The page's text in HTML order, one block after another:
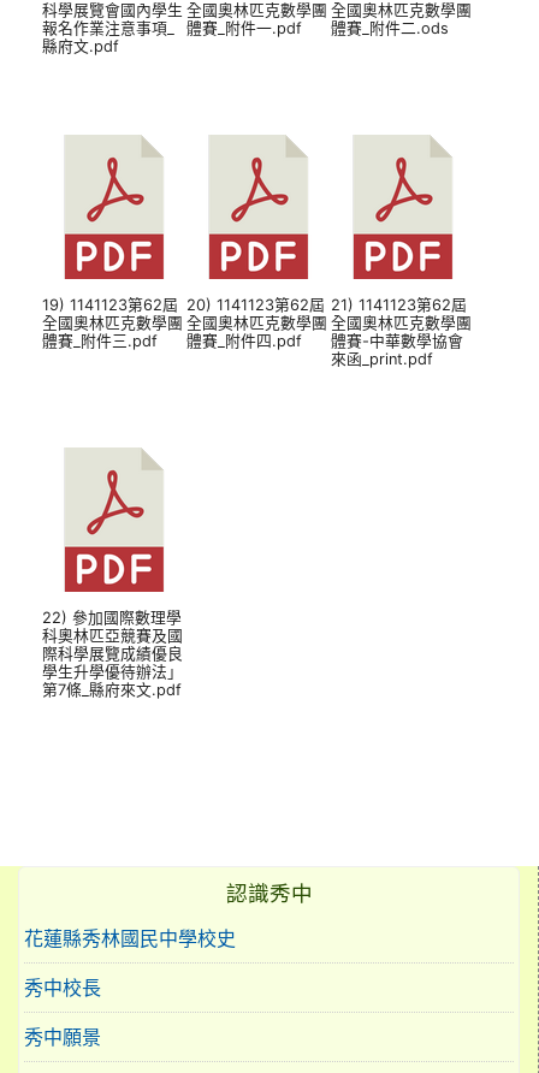
科學展覽會國內學生
報名作業注意事項_
縣府文.pdf
全國奧林匹克數學團
體賽_附件一.pdf
全國奧林匹克數學團
體賽_附件二.ods
19) 1141123第62屆
全國奧林匹克數學團
體賽_附件三.pdf
20) 1141123第62屆
全國奧林匹克數學團
體賽_附件四.pdf
21) 1141123第62屆
全國奧林匹克數學團
體賽-中華數學協會
來函_print.pdf
22) 參加國際數理學
科奧林匹亞競賽及國
際科學展覽成績優良
學生升學優待辦法」
第7條_縣府來文.pdf
認識秀中
花蓮縣秀林國民中學校史
秀中校長
秀中願景